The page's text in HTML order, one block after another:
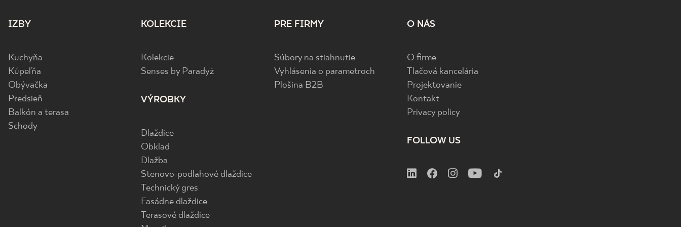
IZBY
Kuchyňa
Kúpeľňa
Obývačka
Predsieň
Balkón a terasa
Schody
KOLEKCIE
Kolekcie
Senses by Paradyż
VÝROBKY
Dlaždice
Obklad
Dlažba
Stenovo-podlahové dlaždice
Technický gres
Fasádne dlaždice
Terasové dlaždice
PRE FIRMY
Súbory na stiahnutie
Vyhlásenia o parametroch
Plošina B2B
O NÁS
O firme
Tlačová kancelária
Projektovanie
Kontakt
Privacy policy
FOLLOW US